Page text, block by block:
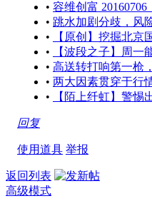
• 容维创富
• 跳水加剧分歧，风
•
【原创】挖掘北京
•
【波段之子】周一
• 高送转打响第一枪
• 两大因素贯穿于行
•
【陌上纤虹】警惕
回复
使用道具 举报
返回列表
高级模式